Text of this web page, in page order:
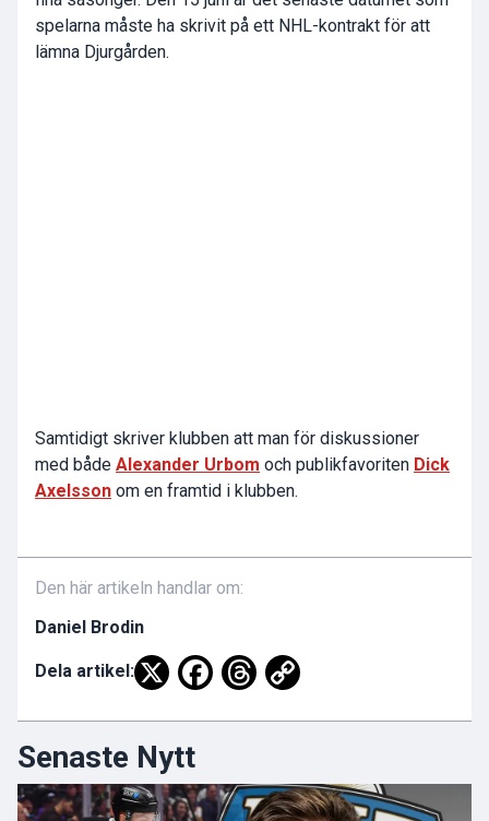
spelarna måste ha skrivit på ett NHL-kontrakt för att
lämna Djurgården.
Samtidigt skriver klubben att man för diskussioner
med både Alexander Urbom och publikfavoriten Dick
Axelsson om en framtid i klubben.
Den här artikeln handlar om:
Daniel Brodin
Dela artikel:
Senaste Nytt